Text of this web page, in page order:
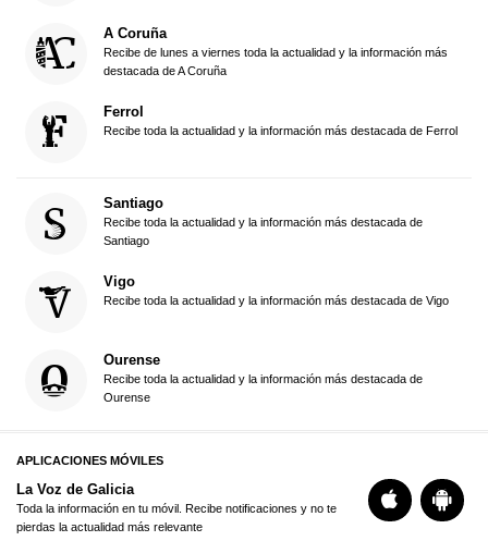
A Coruña
Recibe de lunes a viernes toda la actualidad y la información más
destacada de A Coruña
Ferrol
Recibe toda la actualidad y la información más destacada de Ferrol
Santiago
Recibe toda la actualidad y la información más destacada de
Santiago
Vigo
Recibe toda la actualidad y la información más destacada de Vigo
Ourense
Recibe toda la actualidad y la información más destacada de
Ourense
APLICACIONES MÓVILES
La Voz de Galicia
Toda la información en tu móvil. Recibe notificaciones y no te
pierdas la actualidad más relevante